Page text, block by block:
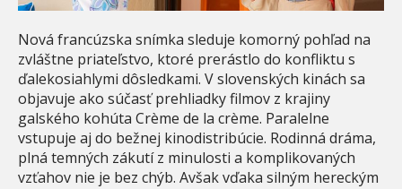
Nová francúzska snímka sleduje komorný pohľad na
zvláštne priateľstvo, ktoré prerástlo do konfliktu s
ďalekosiahlymi dôsledkami. V slovenských kinách sa
objavuje ako súčasť prehliadky filmov z krajiny
galského kohúta Crème de la crème. Paralelne
vstupuje aj do bežnej kinodistribúcie. Rodinná dráma,
plná temných zákutí z minulosti a komplikovaných
vzťahov nie je bez chýb. Avšak vďaka silným hereckým